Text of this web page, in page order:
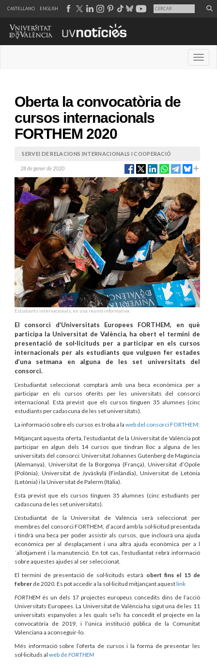
CASTELLANO ENGLISH
Oberta la convocatòria de
cursos internacionals
FORTHEM 2020
SERVEI DE RELACIONS INTERNACIONALS I COOPERACIÓ
28 de gener de 2020
Estudiants internacionals, en una reunió informativa.
El consorci d’Universitats Europees FORTHEM, en què
participa la Universitat de València, ha obert el termini de
presentació de sol·licituds per a participar en els cursos
internacionals per als estudiants que vulguen fer estades
d’una setmana en alguna de les set universitats del
consorci.
L’estudiantat seleccionat comptarà amb una beca econòmica per a
participar en els cursos oferits per les universitats del consorci
internacional. Està previst que els cursos tinguen 35 alumnes (cinc
estudiants per cadascuna de les set universitats).
La informació sobre els cursos es troba a la web del consorci FORTHEM:
Mitjançant aquesta oferta, l’estudiantat de la Universitat de València pot
participar en algun dels 14 cursos que tindran lloc a alguna de les
universitats del consorci: Universitat Johannes Gutenberg de Magúncia
(Alemanya), Universitat de la Borgonya (França), Universitat d’Opole
(Polònia), Universitat de Jyväskylä (Finlàndia), Universitat de Letònia
(Letònia) i la Universitat de Palerm (Itàlia).
Està previst que els cursos tinguen 35 alumnes (cinc estudiants per
cadascuna de les set universitats).
L’estudiantat de la Universitat de València serà seleccionat per
membres del consorci FORTHEM, d’acord amb la sol·licitud presentada
i tindrà una beca per poder assistir als cursos, que inclourà una ajuda
econòmica per al desplaçament i una altra ajuda econòmica per a l
´allotjament i la manutenció. En tot cas, l’estudiantat rebrà informació
sobre aquestes ajudes al ser seleccionat.
El termini de presentació de sol·licituds estarà obert fins el 15 de
febrer de 2020. Es pot accedir a la sol·licitud mitjançant aquestlink
FORTHEM és un dels 17 projectes europeus concedits dins de l’acció
Universitats Europees. La Universitat de València ha sigut una de les 11
universitats espanyoles a les quals se’ls ha concedit el projecte en la
convocatòria de 2019, i l’única institució pública de la Comunitat
Valenciana a aconseguir-lo.
Més informació sobre l’oferta de cursos i la forma de presentar les
sol·licituds al web deFORTHEM